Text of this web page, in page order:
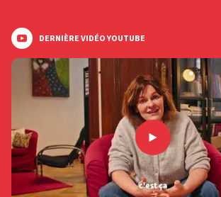
DERNIÈRE VIDÉO YOUTUBE